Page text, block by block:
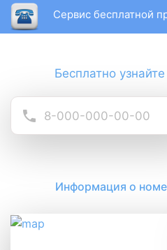
Сервис бесплатной
Бесплатно
Информация о